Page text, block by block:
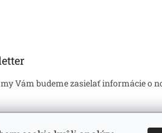
Vám budeme zasielať informácie o